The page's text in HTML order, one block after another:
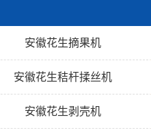
安徽花生摘果机
安徽花生秸杆揉丝机
安徽花生剥壳机